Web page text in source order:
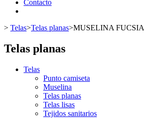
Contacto
> Telas>Telas planas>MUSELINA FUCSIA
Telas planas
Telas
Punto camiseta
Muselina
Telas planas
Telas lisas
Tejidos sanitarios